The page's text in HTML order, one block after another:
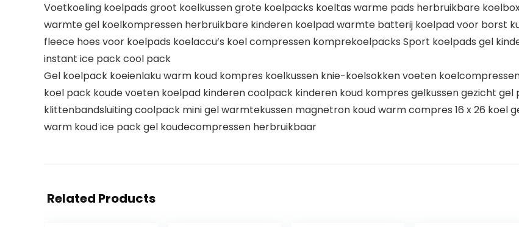
Voetkoeling koelpads groot koelkussen grote koelpacks koeltas warme pads herbruikbare
warmte gel koelkompressen herbruikbare kinderen koelpad warmte batterij koelpad voor borst
fleece hoes voor koelpads koelaccu’s koel compressen komprekoelpacks Sport koelpads gel
instant ice pack cool pack
Gel koelpack koeienlaku warm koud kompres koelkussen knie-koelsokken voeten
koel pack koude voeten koelpad kinderen coolpack kinderen koud kompres gelkussen gezicht
klittenbandsluiting coolpack mini gel warmtekussen magnetron koud warm compres 16 x 26 koel
warm koud ice pack gel koudecompressen herbruikbaar
Related Products